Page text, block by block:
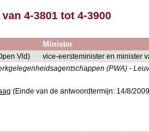
4-3801 tot 4-3900
Minister
Vld)
vice-eersteminister en minister
(PWA) -
(Einde van de antwoordtermijn: 14/8/